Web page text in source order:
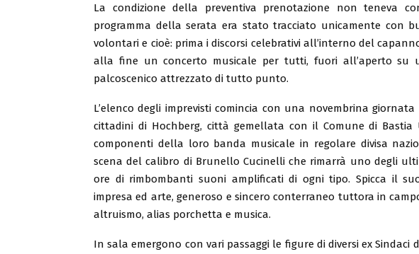
La condizione della preventiva prenotazione non teneva
programma della serata era stato tracciato unicamente con
volontari e cioè: prima i discorsi celebrativi all’interno del
alla fine un concerto musicale per tutti, fuori all’aperto su
palcoscenico attrezzato di tutto punto.
L’elenco degli imprevisti comincia con una novembrina
cittadini di Hochberg, città gemellata con il Comune di
componenti della loro banda musicale in regolare divisa
scena del calibro di Brunello Cucinelli che rimarrà uno degli
ore di rimbombanti suoni amplificati di ogni tipo. Spicca il
impresa ed arte, generoso e sincero conterraneo tuttora in
altruismo, alias porchetta e musica.
In sala emergono con vari passaggi le figure di diversi ex